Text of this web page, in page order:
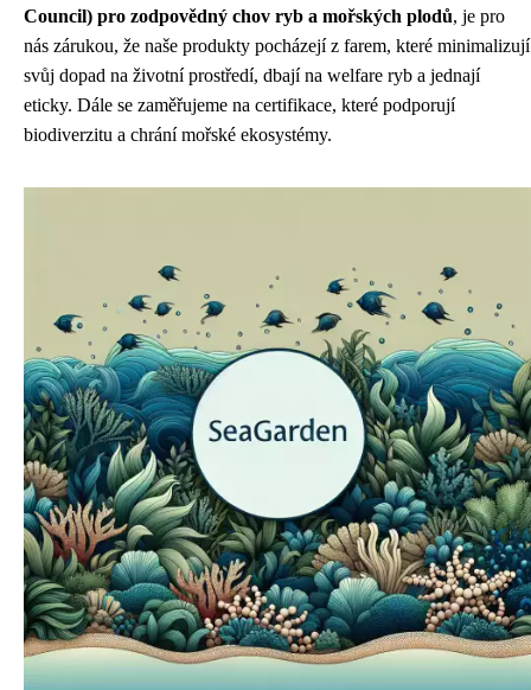
Council) pro zodpovědný chov ryb a mořských plodů, je pro
nás zárukou, že naše produkty pocházejí z farem, které minimalizují
svůj dopad na životní prostředí, dbají na welfare ryb a jednají
eticky. Dále se zaměřujeme na certifikace, které podporují
biodiverzitu a chrání mořské ekosystémy.